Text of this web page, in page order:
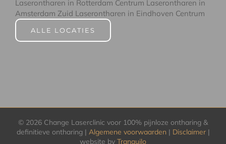
Laserontharen in Rotterdam Centrum Laserontharen in
Amsterdam Zuid Laserontharen in Eindhoven Centrum
ALLE LOCATIES
© 2026 Change Laserclinic voor 100% pijnloze ontharing &
definitieve ontharing | Algemene voorwaarden | Disclaimer|
website by Tranquilo